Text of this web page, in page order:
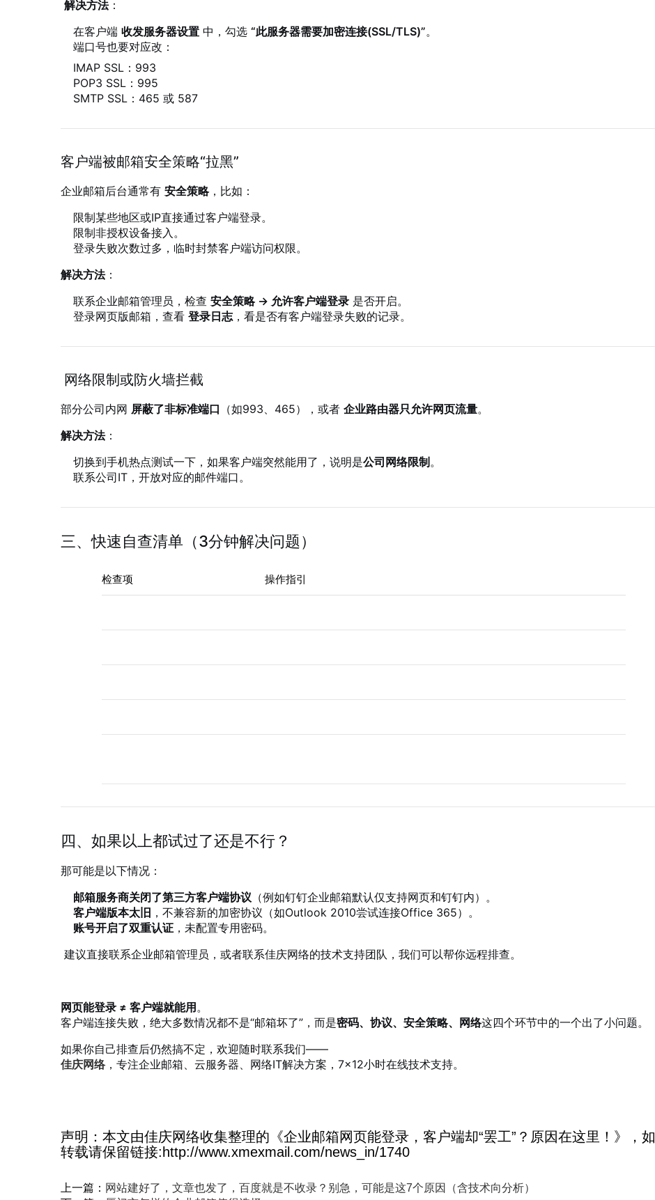
解决方法：
在客户端 收发服务器设置 中，勾选 “此服务器需要加密连接(SSL/TLS)”。
端口号也要对应改：
IMAP SSL：993
POP3 SSL：995
SMTP SSL：465 或 587
客户端被邮箱安全策略“拉黑”
企业邮箱后台通常有 安全策略，比如：
限制某些地区或IP直接通过客户端登录。
限制非授权设备接入。
登录失败次数过多，临时封禁客户端访问权限。
解决方法：
联系企业邮箱管理员，检查 安全策略 → 允许客户端登录 是否开启。
登录网页版邮箱，查看 登录日志，看是否有客户端登录失败的记录。
网络限制或防火墙拦截
部分公司内网 屏蔽了非标准端口 （如993、465），或者 企业路由器只允许网页流量。
解决方法：
切换到手机热点测试一下，如果客户端突然能用了，说明是公司网络限制 。
联系公司IT，开放对应的邮件端口。
三、快速自查清单（3分钟解决问题）
检查项 操作指引
四、如果以上都试过了还是不行？
那可能是以下情况：
邮箱服务商关闭了第三方客户端协议 （例如钉钉企业邮箱默认仅支持网页和钉钉内）。
客户端版本太旧 ，不兼容新的加密协议（如Outlook 2010尝试连接Office 365）。
账号开启了双重认证 ，未配置专用密码。
建议直接联系企业邮箱管理员，或者联系佳庆网络的技术支持团队，我们可以帮你远程排查。
网页能登录 ≠ 客户端就能用 。
客户端连接失败，绝大多数情况都不是“邮箱坏了”，而是密码、协议、安全策略、网络这四个环节中的一个出了小问题。
如果你自己排查后仍然搞不定，欢迎随时联系我们——
佳庆网络，专注企业邮箱、云服务器、网络IT解决方案，7×12小时在线技术支持。
声明：本文由佳庆网络收集整理的《企业邮箱网页能登录，客户端却“罢工”？原因在这里！》，如
转载请保留链接:http://www.xmexmail.com/news_in/1740
上一篇： 网站建好了，文章也发了，百度就是不收录？别急，可能是这7个原因（含技术向分析）